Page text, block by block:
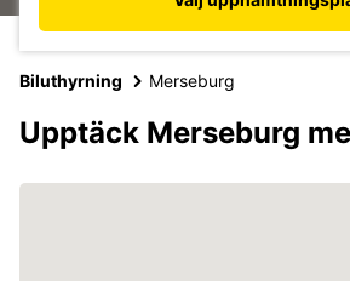
Biluthyrning Merseburg
Upptäck Merseburg